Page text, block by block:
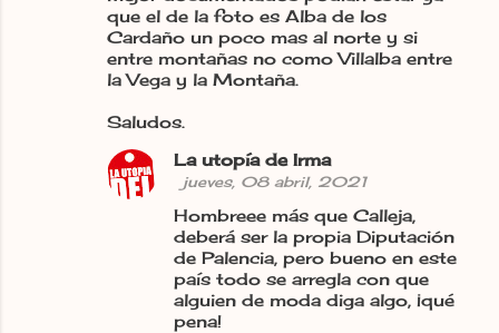
que el de la foto es Alba de los
Cardaño un poco mas al norte y si
entre montañas no como Villalba entre
la Vega y la Montaña.
Saludos.
La utopía de Irma
jueves, 08 abril, 2021
Hombreee más que Calleja,
deberá ser la propia Diputación
de Palencia, pero bueno en este
país todo se arregla con que
alguien de moda diga algo, ¡qué
pena!